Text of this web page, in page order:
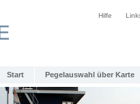
Hilfe
Start Pegelauswahl über Karte